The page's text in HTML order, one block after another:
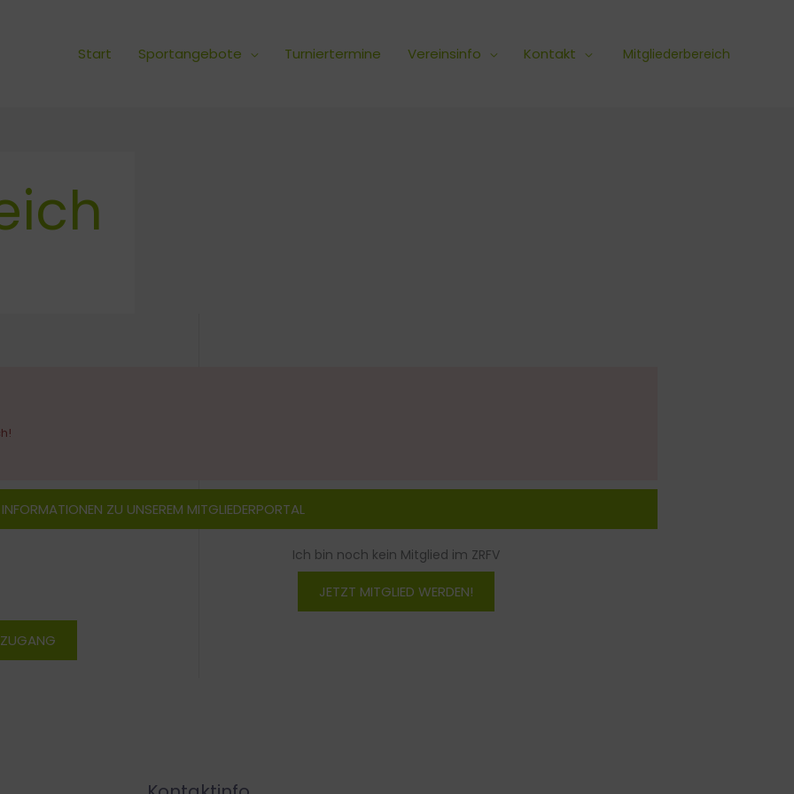
Start Sportangebote Turniertermine Vereinsinfo Kontakt Mitgliederbereich
ZU UNSEREM MITGLIEDERPORTAL
Ich bin noch kein Mitglied im ZRFV
JETZT MITGLIED WERDEN!